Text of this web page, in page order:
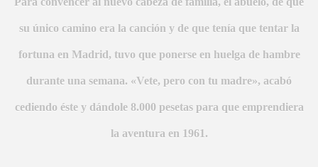
su único camino era la canción y de que tenía que tentar la
fortuna en Madrid, tuvo que ponerse en huelga de hambre
durante una semana. «Vete, pero con tu madre», acabó
cediendo éste y dándole 8.000 pesetas para que emprendiera
la aventura en 1961.